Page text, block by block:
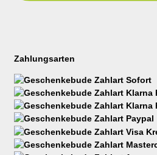
Zahlungsarten